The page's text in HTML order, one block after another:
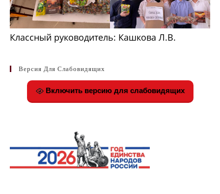
Классный руководитель: Кашкова Л.В.
Версия Для Слабовидящих
Включить версию для слабовидящих